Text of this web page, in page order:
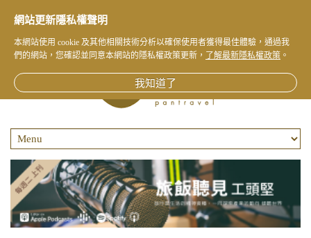
網站更新隱私權聲明
本網站使用 cookie 及其他相關技術分析以確保使用者獲得最佳體驗，通過我
們的網站，您確認並同意本網站的隱私權政策更新，
了解最新隱私權政策 。
我知道了